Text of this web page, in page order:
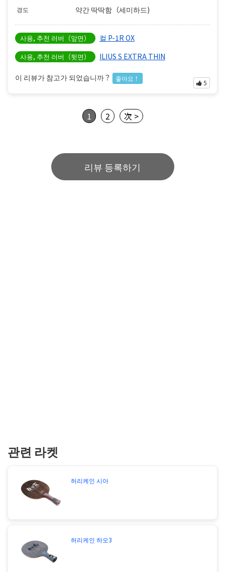
경도 약간 딱딱함（세미하드)
사용, 추천 러버（앞면） 컬 P-1R OX
사용, 추천 러버（뒷면） ILIUS S EXTRA THIN
이 리뷰가 참고가 되었습니까？ 좋아요！
5
1 2 次 >
리뷰 등록하기
관련 라켓
허리케인 시아
허리케인 하오3